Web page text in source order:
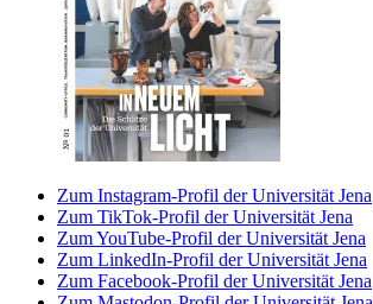
Zum Instagram-Profil der Universität Jena
Zum TikTok-Profil der Universität Jena
Zum YouTube-Profil der Universität Jena
Zum LinkedIn-Profil der Universität Jena
Zum Facebook-Profil der Universität Jena